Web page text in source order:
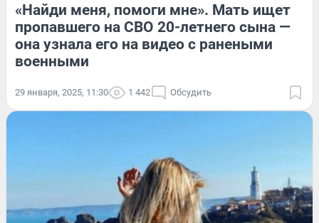
«Найди меня, помоги мне». Мать ищет
пропавшего на СВО 20-летнего сына —
она узнала его на видео с ранеными
военными
29 января, 2025, 11:30 1 442 Обсудить